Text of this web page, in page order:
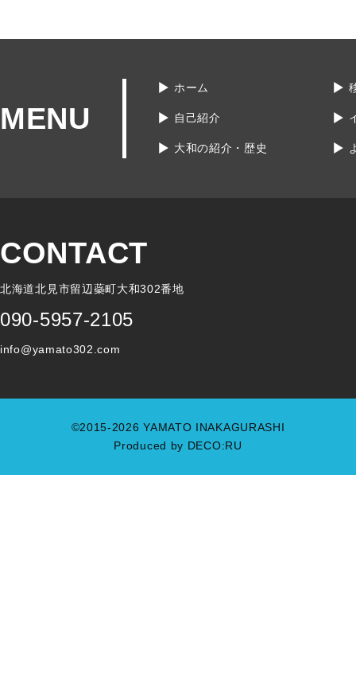
MENU
ホーム
自己紹介
大和の紹介・歴史
CONTACT
北海道北見市留辺蘂町大和302番地
090-5957-2105
info@yamato302.com
©2015-2026 YAMATO INAKAGURASHI
Produced by DECO:RU